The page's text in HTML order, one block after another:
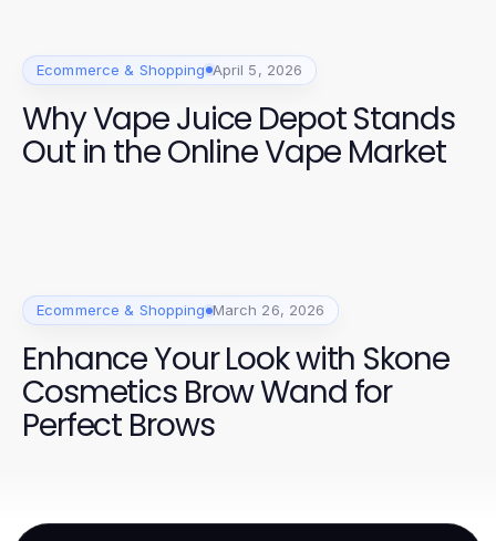
Ecommerce & Shopping April 5, 2026
Why Vape Juice Depot Stands
Out in the Online Vape Market
Ecommerce & Shopping March 26, 2026
Enhance Your Look with Skone
Cosmetics Brow Wand for
Perfect Brows